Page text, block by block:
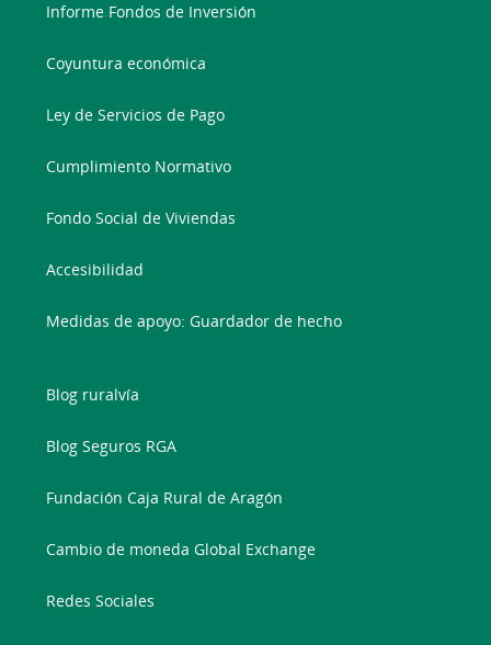
Informe Fondos de Inversión
Coyuntura económica
Ley de Servicios de Pago
Cumplimiento Normativo
Fondo Social de Viviendas
Accesibilidad
Medidas de apoyo: Guardador de hecho
Blog ruralvía
Blog Seguros RGA
Fundación Caja Rural de Aragón
Cambio de moneda Global Exchange
Redes Sociales